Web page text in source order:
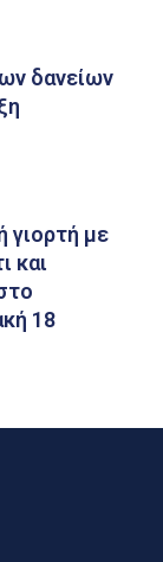
δανείων
γιορτή με
και
18